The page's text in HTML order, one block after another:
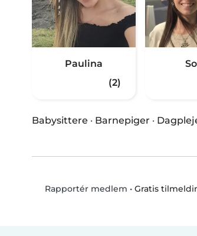
Paulina
(2)
Babysittere · Barnepiger ·
Rapportér medlem • Gratis